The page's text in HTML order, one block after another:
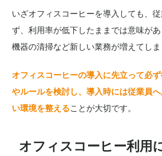
いざオフィスコーヒーを導入しても、
ず、利用率が低下したままでは意味が
機器の清掃など新しい業務が増えてしま
オフィスコーヒーの導入に先立って必
やルールを検討し、導入時には従業員
い環境を整えることが大切です。
オフィスコーヒー利用